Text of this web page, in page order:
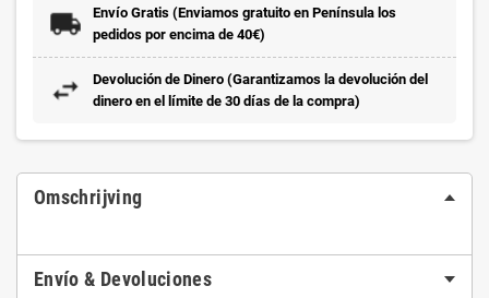
Envío Gratis (Enviamos gratuito en Península los
pedidos por encima de 40€)
Devolución de Dinero (Garantizamos la devolución del
dinero en el límite de 30 días de la compra)
Omschrijving
Envío & Devoluciones